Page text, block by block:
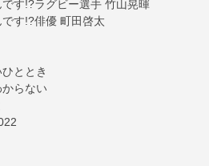
です!?ラグビー選手 竹山晃暉
です!?俳優 町田啓太
ととき
らない